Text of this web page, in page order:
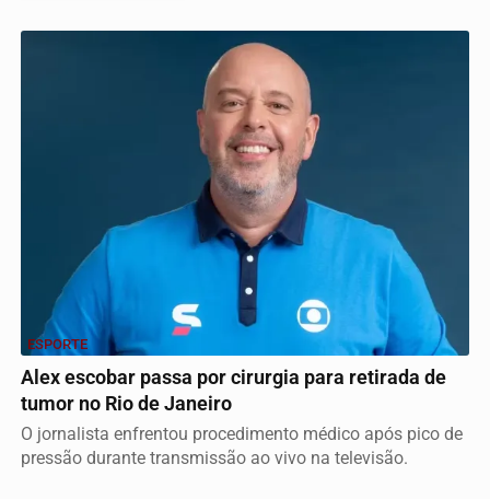
ESPORTE
Alex escobar passa por cirurgia para retirada de
tumor no Rio de Janeiro
O jornalista enfrentou procedimento médico após pico de
pressão durante transmissão ao vivo na televisão.